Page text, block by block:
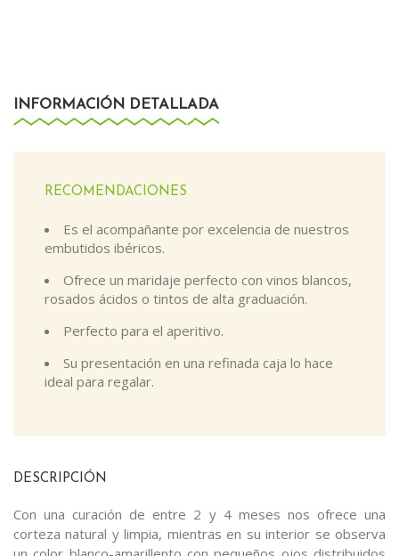
INFORMACIÓN DETALLADA
RECOMENDACIONES
Es el acompañante por excelencia de nuestros
embutidos ibéricos.
Ofrece un maridaje perfecto con vinos blancos,
rosados ácidos o tintos de alta graduación.
Perfecto para el aperitivo.
Su presentación en una refinada caja lo hace
ideal para regalar.
DESCRIPCIÓN
Con una curación de entre 2 y 4 meses nos ofrece una
corteza natural y limpia, mientras en su interior se observa